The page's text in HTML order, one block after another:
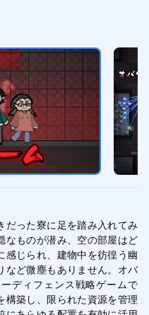
だった寮に足を踏み入れてみ
なものが潜み、空の部屋はど
感じられ、建物中を彷徨う幽
など微塵もありません。オバ
ディフェンス戦略ゲームで
構築し、限られた資源を管理